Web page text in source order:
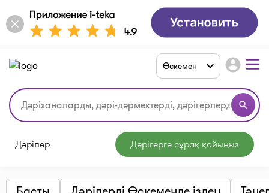
search
Өскемен account_circle
Дәрілер Дәрігерге сұрақ қойыңыз